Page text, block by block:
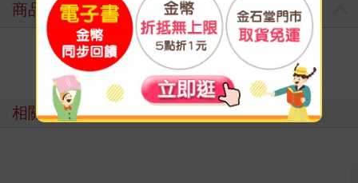
商品評價
寫評價
相關主題